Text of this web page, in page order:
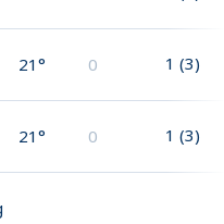
21° 0 1 (3)
21° 0 1 (3)